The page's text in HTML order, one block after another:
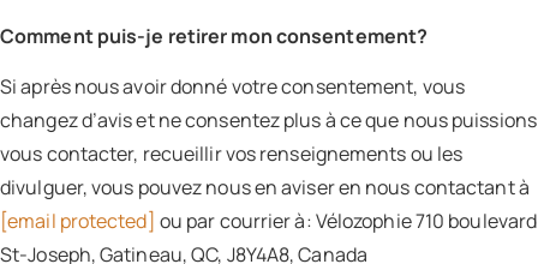
Comment puis-je retirer mon consentement?
Si après nous avoir donné votre consentement, vous
changez d’avis et ne consentez plus à ce que nous puissions
vous contacter, recueillir vos renseignements ou les
divulguer, vous pouvez nous en aviser en nous contactant à
[email protected] ou par courrier à: Vélozophie 710 boulevard
St-Joseph, Gatineau, QC, J8Y4A8, Canada